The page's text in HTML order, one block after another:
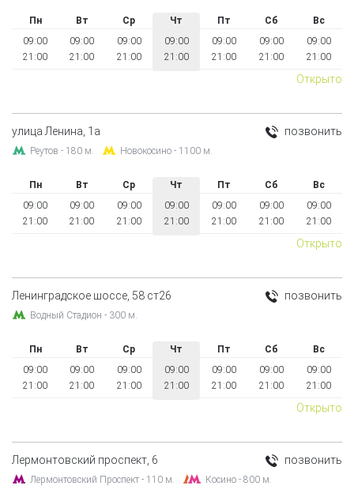
Пн Вт Ср Чт Пт Сб
Вс
09:00
21:00
09:00
21:00
09:00
21:00
09:00
21:00
09:00
21:00
09:00
21:00
09:00
21:00
Открыто
позвонить
улица Ленина, 1а
Реутов - 180 м. Новокосино - 1100 м.
Пн Вт Ср Чт Пт Сб
Вс
09:00
21:00
09:00
21:00
09:00
21:00
09:00
21:00
09:00
21:00
09:00
21:00
09:00
21:00
Открыто
позвонить
Ленинградское шоссе, 58 ст26
Водный Стадион - 300 м.
Пн Вт Ср Чт Пт Сб
Вс
09:00
21:00
09:00
21:00
09:00
21:00
09:00
21:00
09:00
21:00
09:00
21:00
09:00
21:00
Открыто
позвонить
Лермонтовский проспект, 6
Лермонтовский Проспект - 110 м.
Косино - 800 м.